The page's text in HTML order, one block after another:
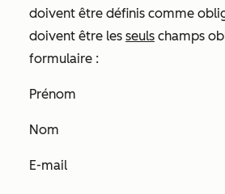
doivent être définis comme
doivent être les seuls champs
formulaire :
Prénom
Nom
E-mail